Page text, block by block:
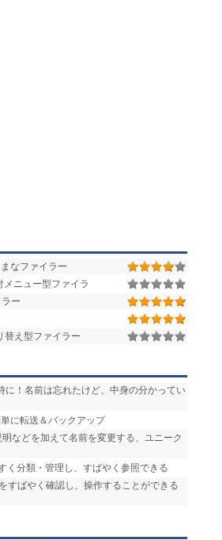
なファイラー
ニュー型ファイラ
ー
替え型ファイラー
！名前は忘れたけど、中身の分かってい
に転送＆バックアップ
などを加えて名前を変更する、ユニーク
く分類・管理し、すばやく参照できる
すばやく確認し、操作することができる